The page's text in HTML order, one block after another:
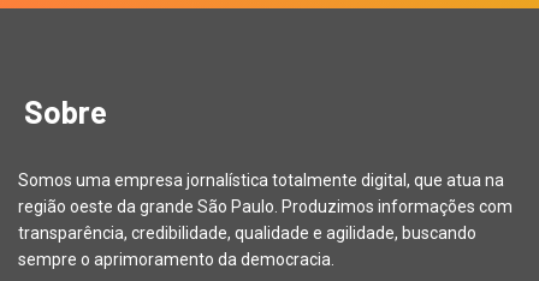
Sobre
Somos uma empresa jornalística totalmente digital, que atua na
região oeste da grande São Paulo. Produzimos informações com
transparência, credibilidade, qualidade e agilidade, buscando
sempre o aprimoramento da democracia.